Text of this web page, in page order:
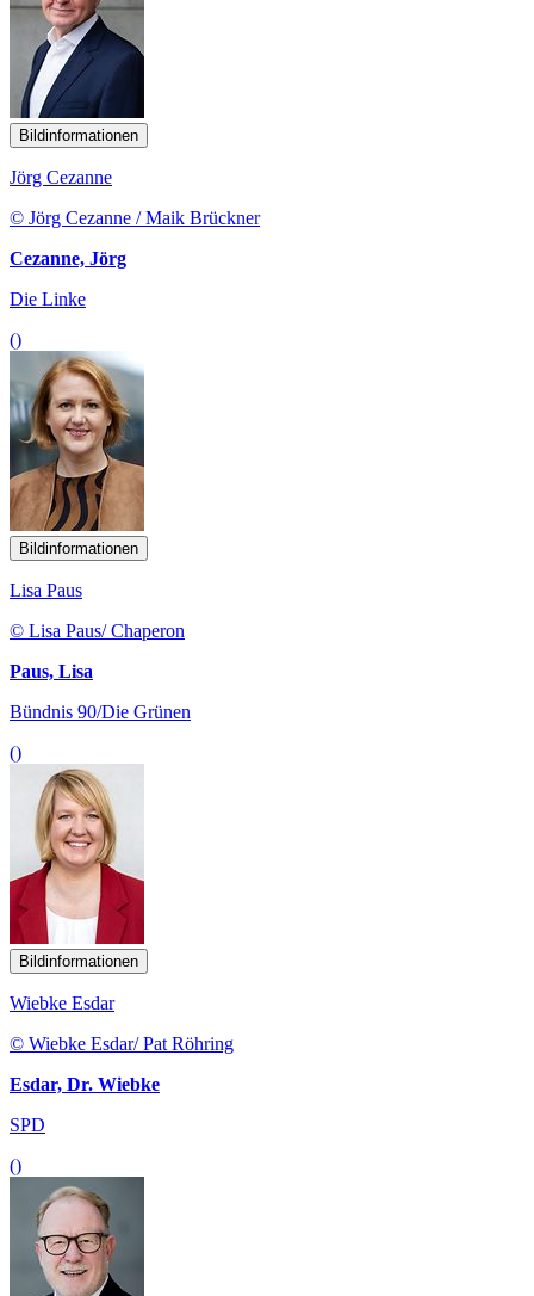
Bildinformationen
Jörg Cezanne
© Jörg Cezanne / Maik Brückner
Cezanne, Jörg
Die Linke
()
Bildinformationen
Lisa Paus
© Lisa Paus/ Chaperon
Paus, Lisa
Bündnis 90/Die Grünen
()
Bildinformationen
Wiebke Esdar
© Wiebke Esdar/ Pat Röhring
Esdar, Dr. Wiebke
SPD
()